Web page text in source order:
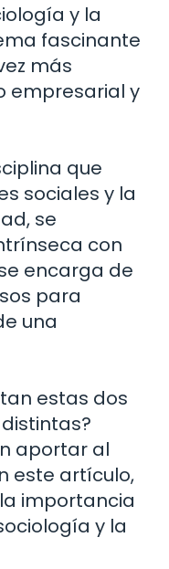
y la
fascinante
más
empresarial y
que
sociales y la
se
con
encarga de
para
una
estas dos
aportar al
este artículo,
importancia
y la